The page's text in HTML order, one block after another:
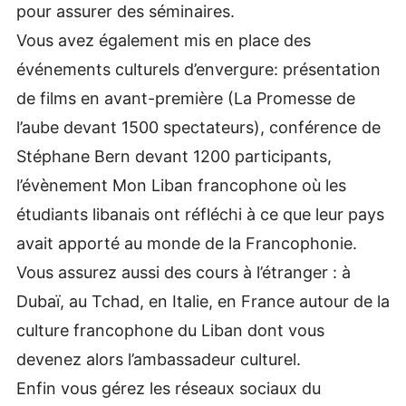
pour assurer des séminaires.
Vous avez également mis en place des
événements culturels d’envergure: présentation
de films en avant-première (La Promesse de
l’aube devant 1500 spectateurs), conférence de
Stéphane Bern devant 1200 participants,
l’évènement Mon Liban francophone où les
étudiants libanais ont réfléchi à ce que leur pays
avait apporté au monde de la Francophonie.
Vous assurez aussi des cours à l’étranger : à
Dubaï, au Tchad, en Italie, en France autour de la
culture francophone du Liban dont vous
devenez alors l’ambassadeur culturel.
Enfin vous gérez les réseaux sociaux du